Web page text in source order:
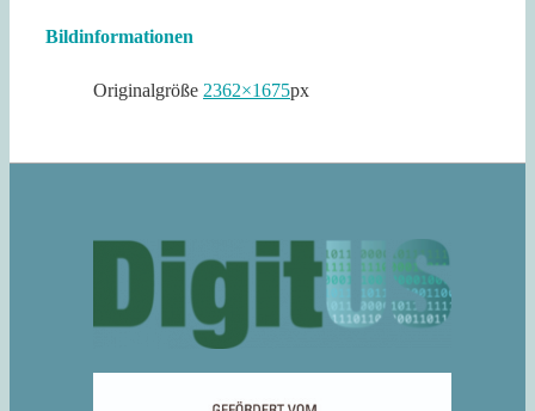
Bildinformationen
Originalgröße 2362×1675px